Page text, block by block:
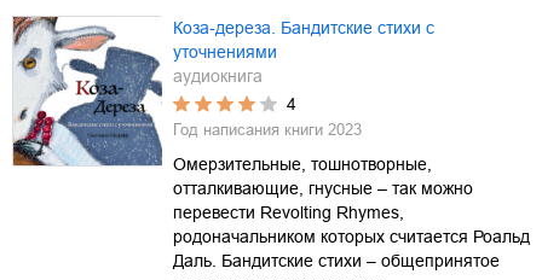
Коза-дереза. Бандитские стихи с
уточнениями
аудиокнига
4
Год написания книги 2023
Омерзительные, тошнотворные,
отталкивающие, гнусные – так можно
перевести Revolting Rhymes,
родоначальником которых считается Роальд
Даль. Бандитские стихи – общепринятое